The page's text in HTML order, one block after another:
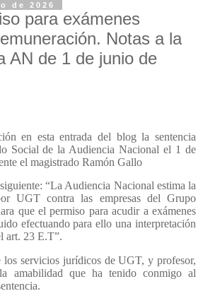
de 2026
para exámenes
Notas a la
AN de 1 de junio de
en esta entrada del blog la sentencia
Social de la Audiencia Nacional el 1 de
el magistrado Ramón Gallo
“La Audiencia Nacional estima la
UGT contra las empresas del Grupo
que el permiso para acudir a exámenes
efectuando para ello una interpretación
art. 23 E.T”.
los servicios jurídicos de UGT, y profesor,
amabilidad que ha tenido conmigo al